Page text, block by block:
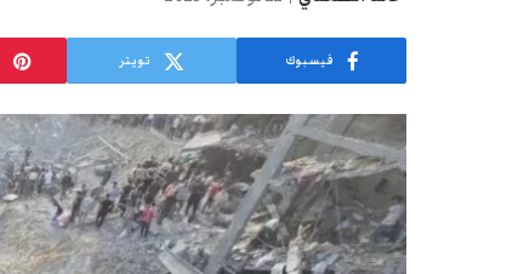
فيسبوك تويتر